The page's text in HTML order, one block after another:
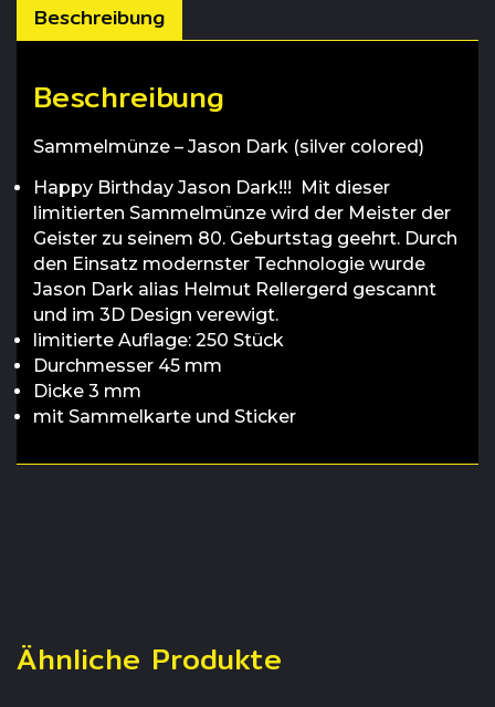
Beschreibung
Beschreibung
Sammelmünze – Jason Dark (silver colored)
Happy Birthday Jason Dark!!! Mit dieser
limitierten Sammelmünze wird der Meister der
Geister zu seinem 80. Geburtstag geehrt. Durch
den Einsatz modernster Technologie wurde
Jason Dark alias Helmut Rellergerd gescannt
und im 3D Design verewigt.
limitierte Auflage: 250 Stück
Durchmesser 45 mm
Dicke 3 mm
mit Sammelkarte und Sticker
Ähnliche Produkte